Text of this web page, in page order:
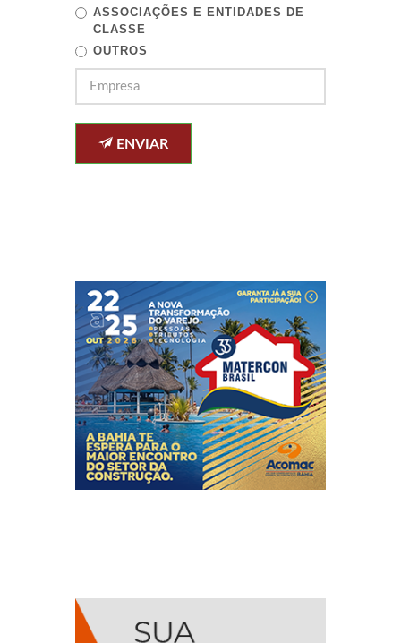
ASSOCIAÇÕES E ENTIDADES DE
CLASSE
OUTROS
ENVIAR